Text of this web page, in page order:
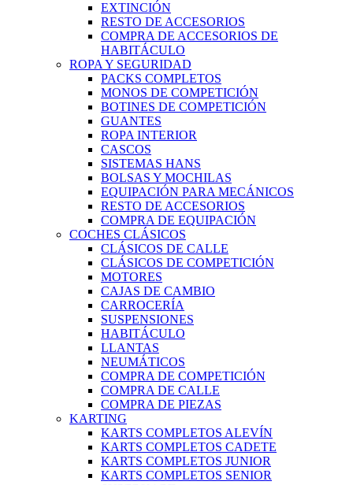
EXTINCIÓN
RESTO DE ACCESORIOS
COMPRA DE ACCESORIOS DE
HABITÁCULO
ROPA Y SEGURIDAD
PACKS COMPLETOS
MONOS DE COMPETICIÓN
BOTINES DE COMPETICIÓN
GUANTES
ROPA INTERIOR
CASCOS
SISTEMAS HANS
BOLSAS Y MOCHILAS
EQUIPACIÓN PARA MECÁNICOS
RESTO DE ACCESORIOS
COMPRA DE EQUIPACIÓN
COCHES CLÁSICOS
CLÁSICOS DE CALLE
CLÁSICOS DE COMPETICIÓN
MOTORES
CAJAS DE CAMBIO
CARROCERÍA
SUSPENSIONES
HABITÁCULO
LLANTAS
NEUMÁTICOS
COMPRA DE COMPETICIÓN
COMPRA DE CALLE
COMPRA DE PIEZAS
KARTING
KARTS COMPLETOS ALEVÍN
KARTS COMPLETOS CADETE
KARTS COMPLETOS JUNIOR
KARTS COMPLETOS SENIOR